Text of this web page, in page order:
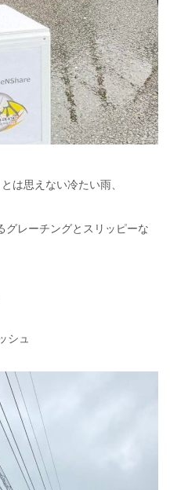
は思えない冷たい雨、
グレーチングとスリッピーな
シュ